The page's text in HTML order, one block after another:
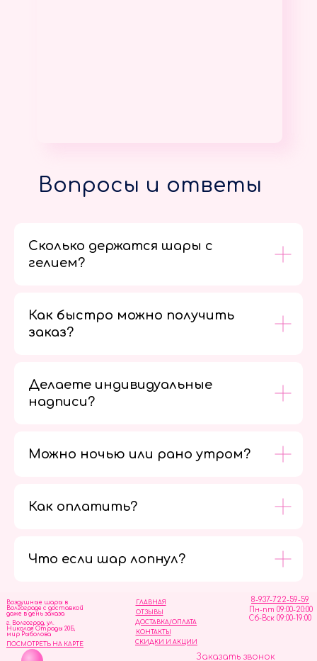
Вопросы и ответы
Сколько держатся шары с
гелием?
Как быстро можно получить
заказ?
Делаете индивидуальные
надписи?
Можно ночью или рано утром?
Как оплатить?
Что если шар лопнул?
ОТЗЫВЫ
ГЛАВНАЯ
ДОСТАВКА/ОПЛАТА
СКИДКИ И АКЦИИ
КОНТАКТЫ
8-937-722-59-59
Пн-пт 09:00-20:00
Сб-Вск 09:00-19:00
Воздушные шары в
Волгограде с доставкой
даже в день заказа
Заказать звонок
г. Волгоград, ул.
Николая Отрады 20Б,
мир Рыболова
ПОСМОТРЕТЬ НА КАРТЕ